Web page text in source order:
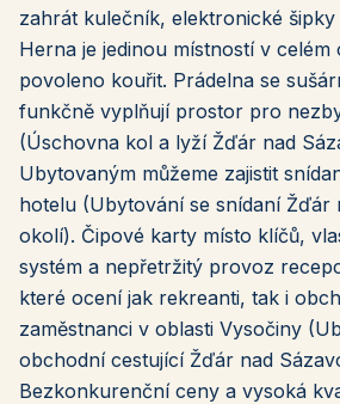
zahrát kulečník, elektronické
Herna je jedinou místností v celém
povoleno kouřit. Prádelna se
funkčně vyplňují prostor pro
(Úschovna kol a lyží Žďár nad
Ubytovaným můžeme zajistit
hotelu (Ubytování se snídaní Žďár
okolí). Čipové karty místo klíčů,
systém a nepřetržitý provoz
které ocení jak rekreanti, tak i
zaměstnanci v oblasti Vysočiny
obchodní cestující Žďár nad
Bezkonkurenční ceny a vysoká